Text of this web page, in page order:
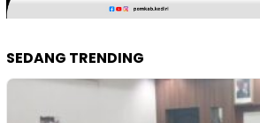
SEDANG TRENDING